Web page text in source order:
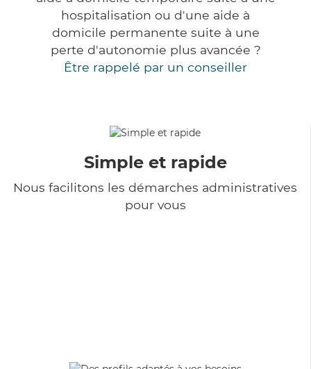
hospitalisation ou d'une aide à
domicile permanente suite à une
perte d'autonomie plus avancée ?
Être rappelé par un conseiller
Simple et rapide
Nous facilitons les démarches administratives
pour vous